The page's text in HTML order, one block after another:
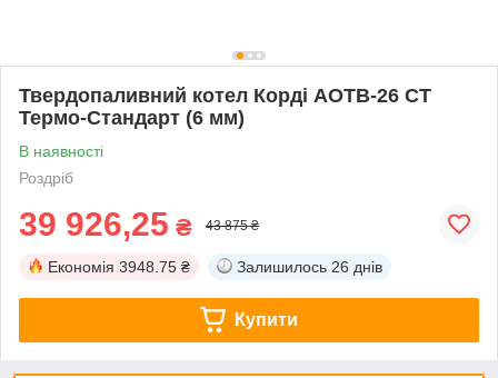
Твердопаливний котел Корді АОТВ-26 СТ
Термо-Стандарт (6 мм)
В наявності
Роздріб
39 926,25 ₴ 43 875 ₴
Економія 3948.75 ₴ Залишилось 26 днів
Купити